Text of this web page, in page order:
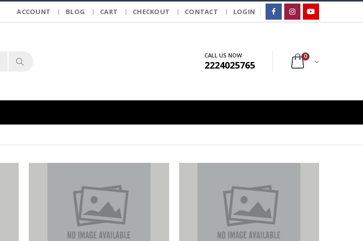
ACCOUNT BLOG CART CHECKOUT CONTACT LOGIN
CALL US NOW
2224025765
0